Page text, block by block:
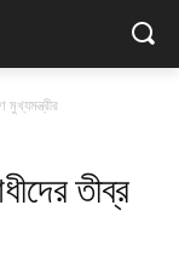
মুখ্যমন্ত্রীর
তীব্র